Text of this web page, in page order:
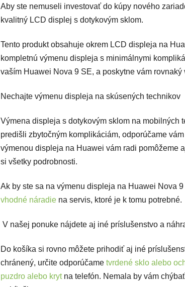
Aby ste nemuseli investovať do kúpy nového
kvalitný LCD displej s dotykovým sklom.
Tento produkt obsahuje okrem LCD displeja na
kompletnú výmenu displeja s minimálnymi
vaším Huawei Nova 9 SE, a poskytne vám
Nechajte výmenu displeja na skúsených technikov
Výmena displeja s dotykovým sklom na mobilných
predišli zbytočným komplikáciám, odporúčame
výmenou displeja na Huawei vám radi pomôžeme
si všetky podrobnosti.
Ak by ste sa na výmenu displeja na Huawei Nova
vhodné náradie na servis, ktoré je k tomu potrebné.
V našej ponuke nájdete aj iné príslušenstvo a
Do košíka si rovno môžete prihodiť aj iné
chránený, určite odporúčame tvrdené sklo alebo
puzdro alebo krytna telefón. Nemala by vám